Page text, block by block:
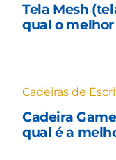
Tela Mesh
qual o
Cadeiras de
Cadeira
qual é a